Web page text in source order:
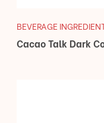
BEVERAGE
Cacao Talk Dark